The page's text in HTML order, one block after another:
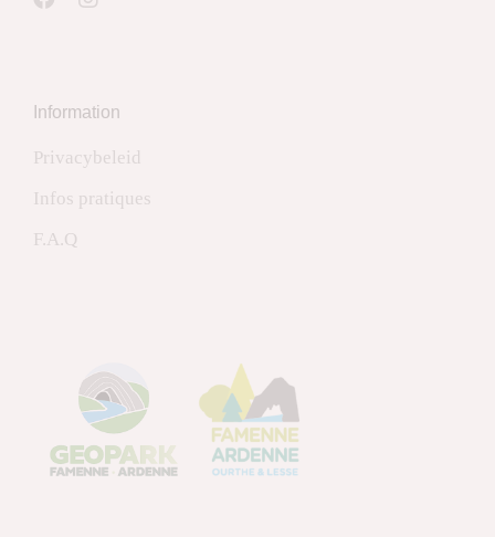
Information
Privacybeleid
Infos pratiques
F.A.Q